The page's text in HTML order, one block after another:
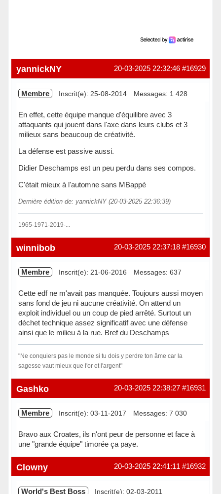
#16929
20-03-2025 22:32:46
yannickNY
Membre Inscrit(e): 25-08-2014 Messages: 1 428
En effet, cette équipe manque d'équilibre avec 3
attaquants qui jouent dans l'axe dans leurs clubs et 3
milieux sans beaucoup de créativité.
La défense est passive aussi.
Didier Deschamps est un peu perdu dans ses compos.
C'était mieux à l'automne sans MBappé
Dernière édition de: yannickNY (20-03-2025 22:36:39)
1965-1971-2019-...
Hors ligne #16930
20-03-2025 22:37:18
winnibob
Membre Inscrit(e): 21-06-2016 Messages: 637
Cette edf ne m'avait pas manquée. Toujours aussi moyen
sans fond de jeu ni aucune créativité. On attend un
exploit individuel ou un coup de pied arrêté. Surtout un
déchet technique assez significatif avec une défense
ainsi que le milieu à la rue. Bref du Deschamps
"Ne conquiers pas le monde si tu dois y perdre ton âme car la
sagesse vaut mieux que l'or et l'argent"
Hors ligne #16931
20-03-2025 22:38:27
Gashko
Membre Inscrit(e): 03-11-2017 Messages: 7 030
Bravo aux Croates, ils n'ont peur de personne et face à
une "grande équipe" timorée ça paye.
Hors ligne #16932
20-03-2025 22:41:11
Clowny
World's Best Boss Inscrit(e): 02-03-2011